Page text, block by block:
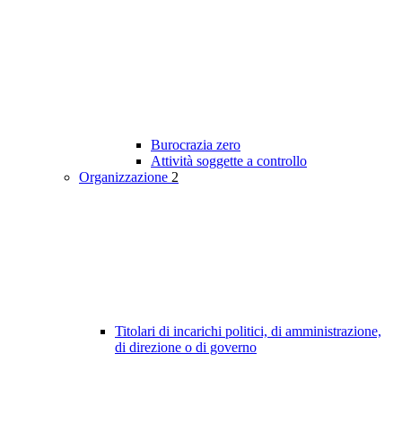
Burocrazia zero
Attività soggette a controllo
Organizzazione 2
Titolari di incarichi politici, di amministrazione,
di direzione o di governo